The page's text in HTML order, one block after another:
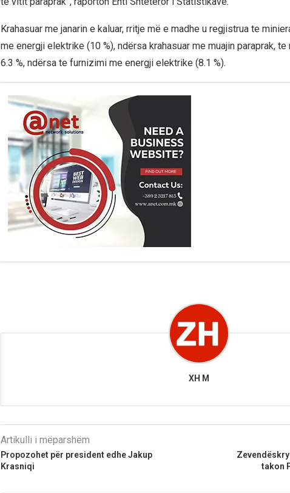
Krahasuar me janarin e kaluar, rritje më e madhe u regjistrua te
me energji elektrike (10 %), ndërsa krahasuar me muajin paraprak,
6.3 %, ndërsa te furnizimi me energji elektrike (8.1 %).
XH M
Artikulli i mëparshëm
Propozohet për president edhe Jakup
Krasniqi
takon